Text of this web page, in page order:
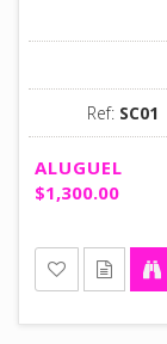
Ref: SC01
ALUGUEL
$1,300.00